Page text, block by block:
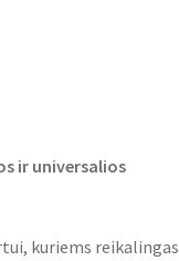
ir universalios
kuriems reikalingas